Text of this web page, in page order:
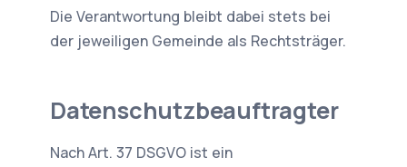
Die Verantwortung bleibt dabei stets bei
der jeweiligen Gemeinde als Rechtsträger.
Datenschutzbeauftragter
Nach Art. 37 DSGVO ist ein